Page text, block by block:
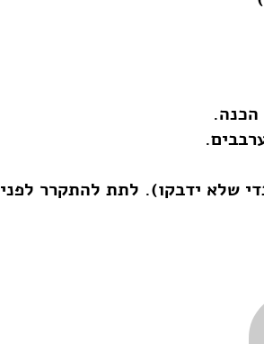
הכנה.
שלא ידבקו). לתת להתקרר לפני